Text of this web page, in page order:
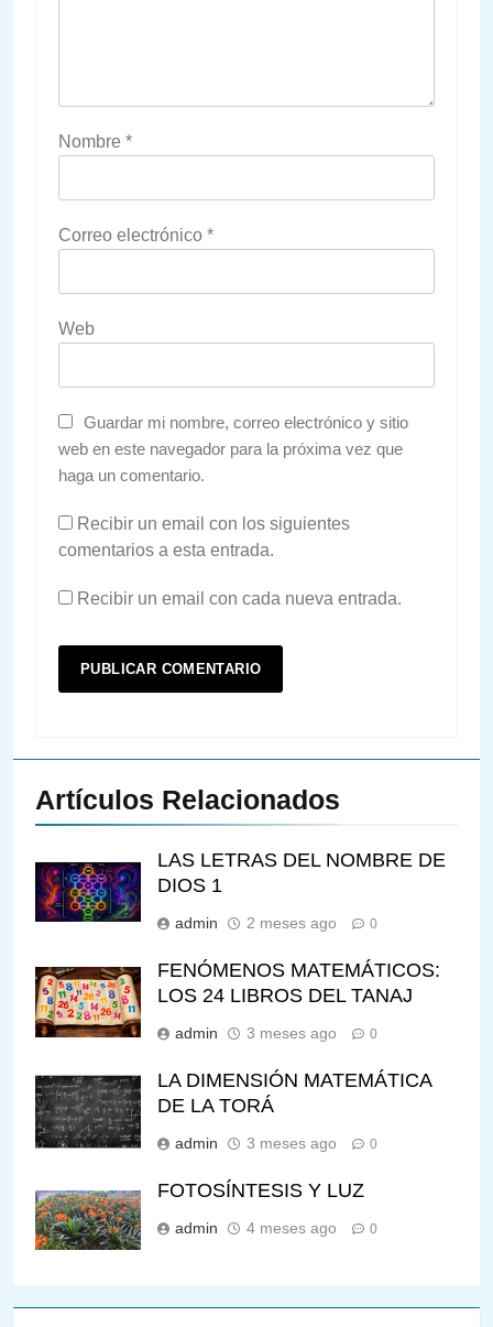
Nombre *
Correo electrónico *
Web
Guardar mi nombre, correo electrónico y sitio
web en este navegador para la próxima vez que
haga un comentario.
Recibir un email con los siguientes
comentarios a esta entrada.
Recibir un email con cada nueva entrada.
Artículos Relacionados
LAS LETRAS DEL NOMBRE DE
DIOS 1
admin 2 meses ago 0
FENÓMENOS MATEMÁTICOS:
LOS 24 LIBROS DEL TANAJ
admin 3 meses ago 0
LA DIMENSIÓN MATEMÁTICA
DE LA TORÁ
admin 3 meses ago 0
FOTOSÍNTESIS Y LUZ
admin 4 meses ago 0